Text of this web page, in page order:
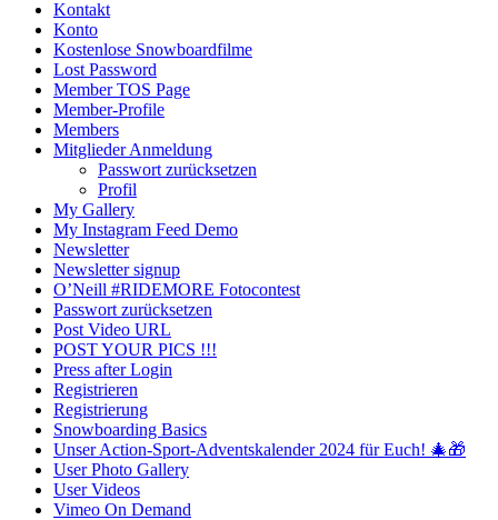
Kontakt
Konto
Kostenlose Snowboardfilme
Lost Password
Member TOS Page
Member-Profile
Members
Mitglieder Anmeldung
Passwort zurücksetzen
Profil
My Gallery
My Instagram Feed Demo
Newsletter
Newsletter signup
O’Neill #RIDEMORE Fotocontest
Passwort zurücksetzen
Post Video URL
POST YOUR PICS !!!
Press after Login
Registrieren
Registrierung
Snowboarding Basics
Unser Action-Sport-Adventskalender 2024 für Euch! 🎄🎁
User Photo Gallery
User Videos
Vimeo On Demand